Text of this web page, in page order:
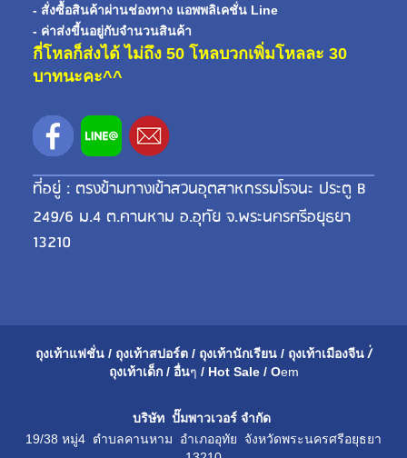
- สั่งซื้อสินค้าผ่านช่องทาง แอพพลิเคชั่น Line
- ค่าส่งขี้นอยู่กับจำนวนสินค้า
กี่โหลก็ส่งได้ ไม่ถึง 50 โหลบวกเพิ่มโหลละ 30
บาทนะคะ^^
ที่อยู่ : ตรงข้ามทางเข้าสวนอุตสาหกรรมโรจนะ ประตู B
249/6 ม.4 ต.คานหาม อ.อุทัย จ.พระนครศรีอยุธยา
13210
ถุงเท้าแฟชั่น / ถุงเท้าสปอร์ต / ถุงเท้านักเรียน / ถุงเท้าเมืองจีน /่
ถุงเท้าเด็ก / อื่นๆ / Hot Sale / Oem
บริษัท ปั๊มพาวเวอร์ จำกัด
19/38 หมู่4 ตำบลคานหาม อำเภออุทัย จังหวัดพระนครศรีอยุธยา